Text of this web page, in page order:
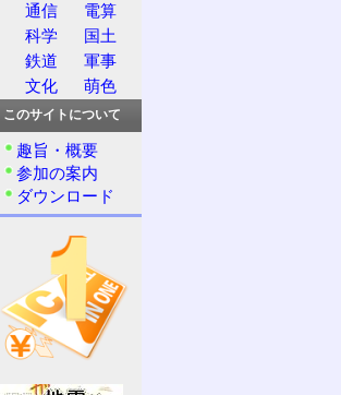
通信
電算
科学
国土
鉄道
軍事
文化
萌色
このサイトについて
趣旨・概要
参加の案内
ダウンロード